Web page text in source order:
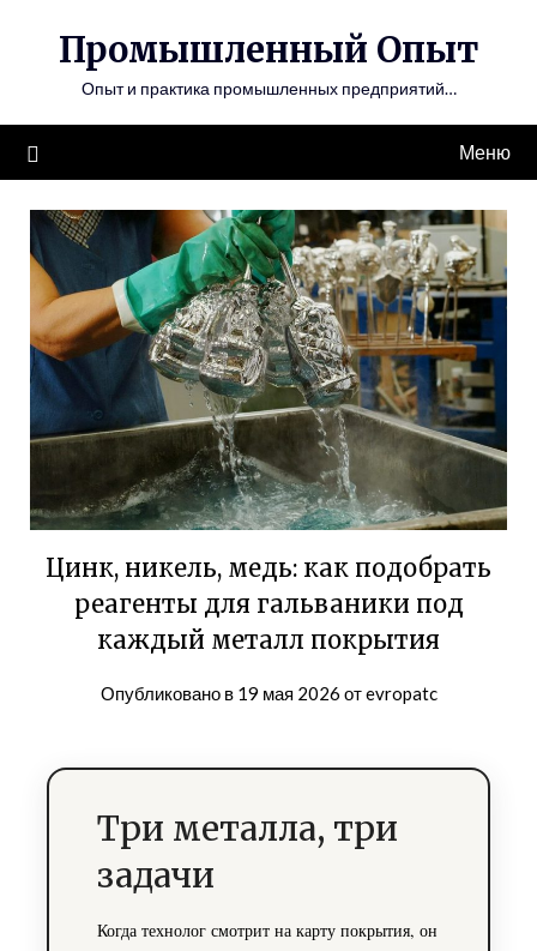
содержимому
Промышленный Опыт
Опыт и практика промышленных предприятий…
Меню
Цинк, никель, медь: как подобрать
реагенты для гальваники под
каждый металл покрытия
Опубликовано в 19 мая 2026 отevropatc
Три металла, три
задачи
Когда технолог смотрит на карту покрытия, он